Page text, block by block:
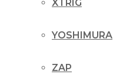
XTRIG
YOSHIMURA
ZAP